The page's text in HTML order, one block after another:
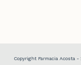
Copyright Farmacia Acosta